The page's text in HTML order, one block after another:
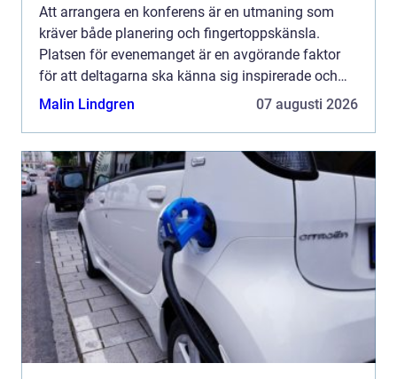
Att arrangera en konferens är en utmaning som
kräver både planering och fingertoppskänsla.
Platsen för evenemanget är en avgörande faktor
för att deltagarna ska känna sig inspirerade och
motiverade. Konfe...
Malin Lindgren 07 augusti 2026